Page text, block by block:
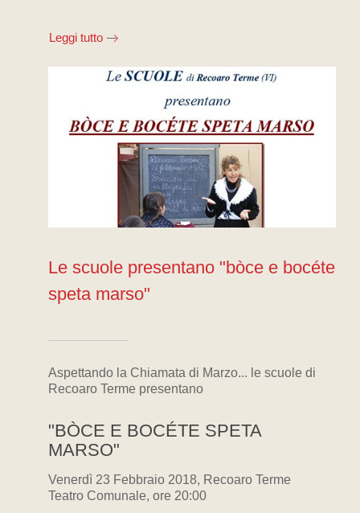
Leggi tutto
Le scuole presentano "bòce e bocéte
speta marso"
Aspettando la Chiamata di Marzo... le scuole di
Recoaro Terme presentano
"BÒCE E BOCÉTE SPETA
MARSO"
Venerdì 23 Febbraio 2018, Recoaro Terme
Teatro Comunale, ore 20:00